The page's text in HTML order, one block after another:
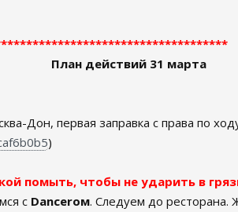
План действий 31 марта​
Дон, первая заправка с права по
)
помыть, чтобы не ударить в
с Dancerом. Следуем до ресторана.